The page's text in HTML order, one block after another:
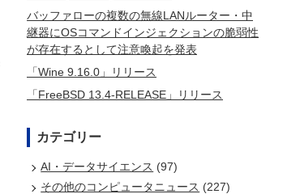
バッファローの複数の無線LANルーター・中
継器にOSコマンドインジェクションの脆弱性
が存在するとして注意喚起を発表
「Wine 9.16.0」リリース
「FreeBSD 13.4-RELEASE」リリース
カテゴリー
AI・データサイエンス (97)
その他のコンピュータニュース (227)